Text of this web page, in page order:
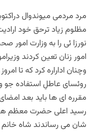
مظلوم زیاد ترحق خود
نورزا ئی را به وزارت امور
امور زنان تعین کردند
وچنان اداراره کرد که تا
روئسای عاطلِ استفاده جو
مقرره ای ها باید بعد
رسید اعلی حضرت معظم
شان می رساندند شاه خانم